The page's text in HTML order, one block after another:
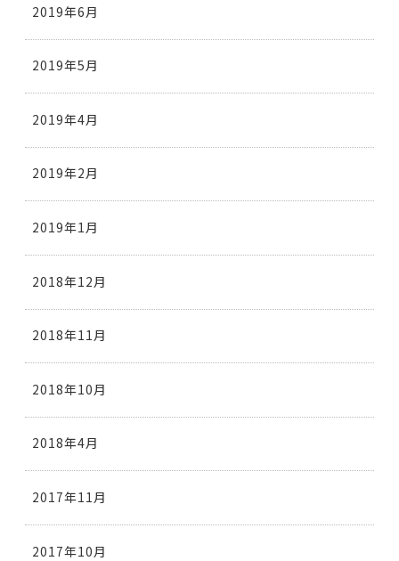
2019年6月
2019年5月
2019年4月
2019年2月
2019年1月
2018年12月
2018年11月
2018年10月
2018年4月
2017年11月
2017年10月